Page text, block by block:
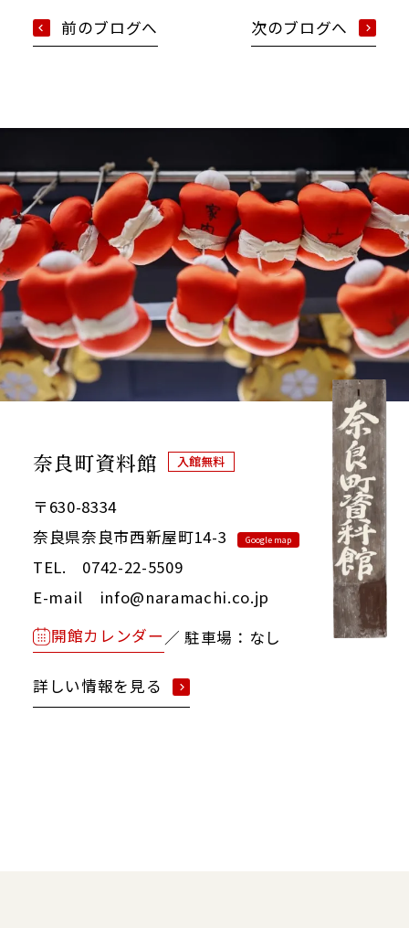
オンラインショップ
Google map
前のブログへ 次のブログへ
奈良町資料館 入館無料
〒630-8334
奈良県奈良市西新屋町14-3
Google map
TEL. 0742-22-5509
E-mail info@naramachi.co.jp
開館カレンダー ／ 駐車場：なし
詳しい情報を見る